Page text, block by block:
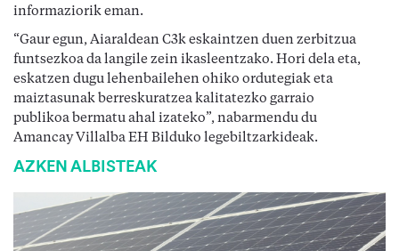
informaziorik eman.
“Gaur egun, Aiaraldean C3k eskaintzen duen zerbitzua
funtsezkoa da langile zein ikasleentzako. Hori dela eta,
eskatzen dugu lehenbailehen ohiko ordutegiak eta
maiztasunak berreskuratzea kalitatezko garraio
publikoa bermatu ahal izateko”, nabarmendu du
Amancay Villalba EH Bilduko legebiltzarkideak.
AZKEN ALBISTEAK